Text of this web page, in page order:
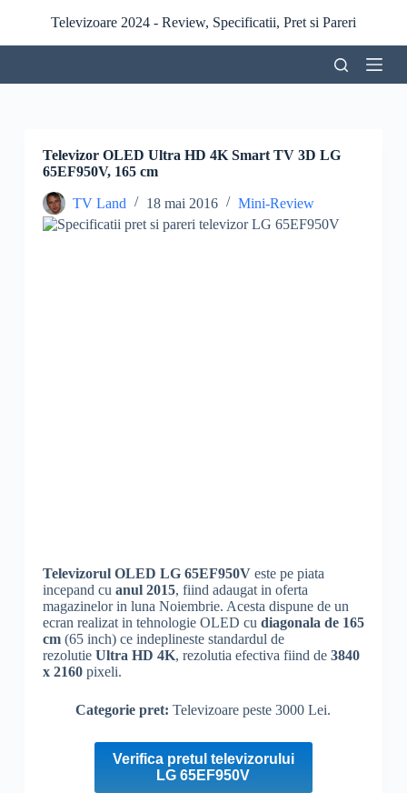
r
l
Televizoare 2024 - Review, Specificatii, Pret si Pareri
Televizor OLED Ultra HD 4K Smart TV 3D LG
65EF950V, 165 cm
TV Land 18 mai 2016 Mini-Review
Televizorul OLED LG 65EF950Veste pe piata
incepand cu anul 2015, fiind adaugat in oferta
magazinelor in luna Noiembrie. Acesta dispune de un
ecran realizat in tehnologie OLED cu diagonala de 165
cm(65 inch) ce indeplineste standardul de
rezolutie Ultra HD 4K, rezolutia efectiva fiind de 3840
x 2160pixeli.
Categorie pret:Televizoare peste 3000 Lei.
Verifica pretul televizorului
LG 65EF950V